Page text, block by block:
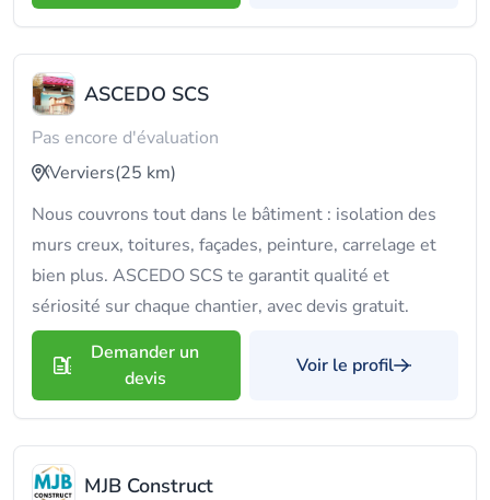
ASCEDO SCS
Pas encore d'évaluation
Verviers(25 km)
Nous couvrons tout dans le bâtiment : isolation des
murs creux, toitures, façades, peinture, carrelage et
bien plus. ASCEDO SCS te garantit qualité et
sériosité sur chaque chantier, avec devis gratuit.
Demander un
devis
Voir le profil
MJB Construct